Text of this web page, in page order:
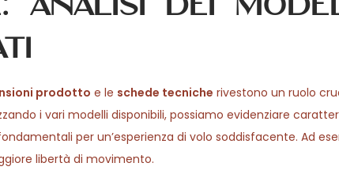
prodotto e le schede tecniche rivestono un ruolo
i vari modelli disponibili, possiamo evidenziare
per un’esperienza di volo soddisfacente. Ad
libertà di movimento.